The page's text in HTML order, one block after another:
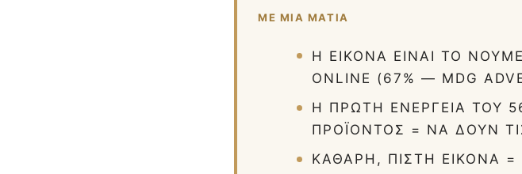
ΜΕ ΜΙΑ ΜΑΤΙΆ
Η ΕΙΚΌΝΑ ΕΊΝΑΙ ΤΟ
ONLINE (67% — MDG
Η ΠΡΏΤΗ ΕΝΈΡΓΕΙΑ ΤΟΥ
ΠΡΟΪΌΝΤΟΣ = ΝΑ ΔΟΥΝ
ΚΑΘΑΡΉ, ΠΙΣΤΉ ΕΙΚΌΝΑ =